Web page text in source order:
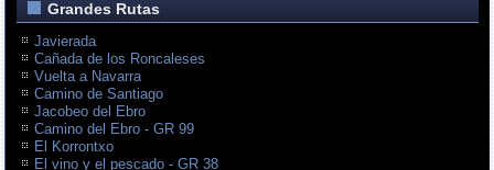
Grandes Rutas
Javierada
Cañada de los Roncaleses
Vuelta a Navarra
Camino de Santiago
Jacobeo del Ebro
Camino del Ebro - GR 99
El Korrontxo
El vino y el pescado - GR 38